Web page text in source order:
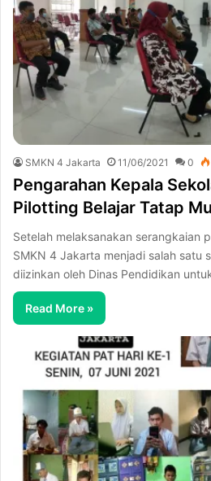
SMKN 4 Jakarta 11/06/2021 0
Pengarahan Kepala
Pilotting Belajar Tatap
Setelah melaksanakan serangkaian
SMKN 4 Jakarta menjadi salah satu
diizinkan oleh Dinas Pendidikan
Read More »